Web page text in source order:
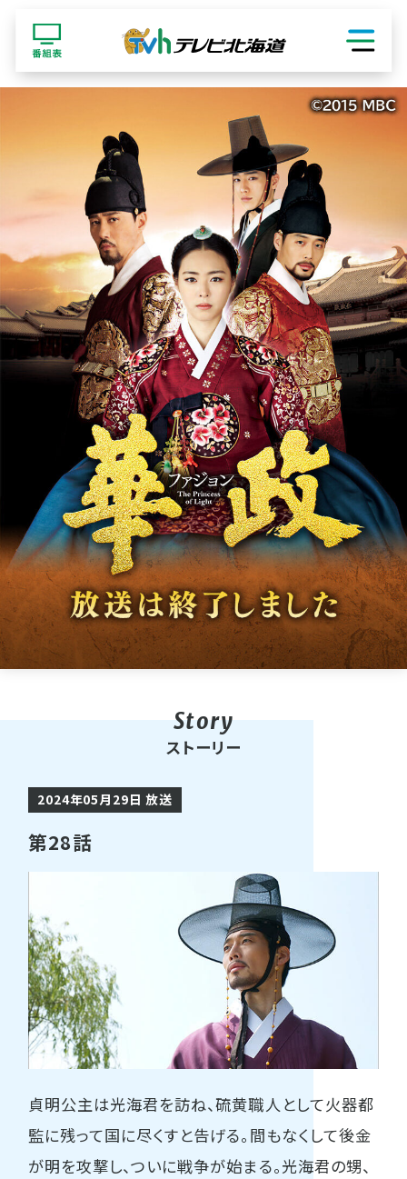
ストーリー
2024年05月29日 放送
第28話
貞明公主は光海君を訪ね、硫黄職人として火器都
監に残って国に尽くすと告げる。間もなくして後金
が明を攻撃し、ついに戦争が始まる。光海君の甥、